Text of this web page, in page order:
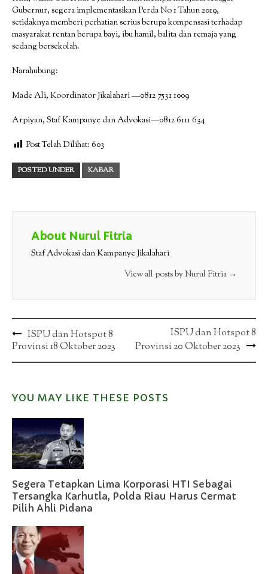
Gubernur, segera implementasikan Perda No 1 Tahun 2019,
setidaknya memberi perhatian serius berupa kompensasi terhadap
masyarakat rentan berupa bayi, ibu hamil, balita dan remaja yang
sedang bersekolah.
Narahubung:
Made Ali, Koordinator Jikalahari —0812 7531 1009
Arpiyan, Staf Kampanye dan Advokasi—0812 6111 634
Post Telah Dilihat: 603
POSTED UNDER KABAR
About Nurul Fitria
Staf Advokasi dan Kampanye Jikalahari
View all posts by Nurul Fitria →
Post
navigation
ISPU dan Hotspot 8
Provinsi 18 Oktober 2023
ISPU dan Hotspot 8
Provinsi 20 Oktober 2023
YOU MAY LIKE THESE POSTS
Segera Tetapkan Lima Korporasi HTI Sebagai
Tersangka Karhutla, Polda Riau Harus Cermat
Pilih Ahli Pidana